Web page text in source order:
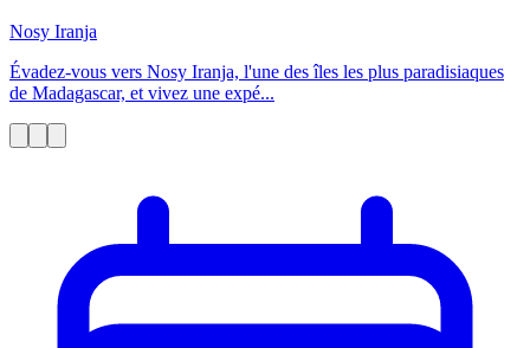
Nosy Iranja
Évadez-vous vers Nosy Iranja, l'une des îles les plus paradisiaques
de Madagascar, et vivez une expé...